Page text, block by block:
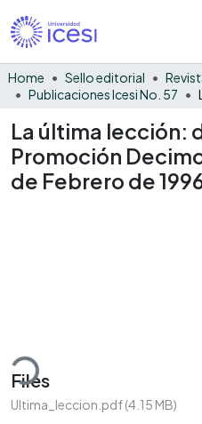
Home Sello editorial
Publicaciones Icesi No. 57
La última lección:
Promoción
de Febrero de
Files
Ultima_leccion.pdf(4.15 MB)